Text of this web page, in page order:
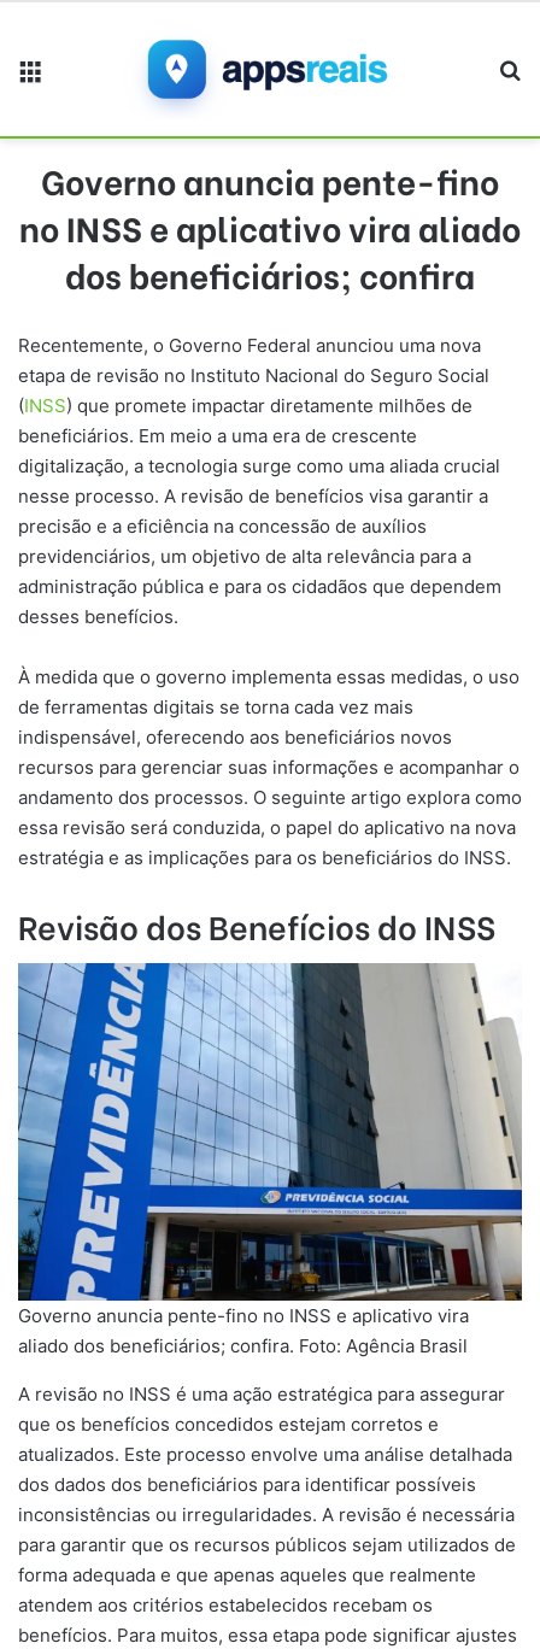
Governo anuncia pente-fino
no INSS e aplicativo vira aliado
dos beneficiários; confira
Recentemente, o Governo Federal anunciou uma nova
etapa de revisão no Instituto Nacional do Seguro Social
(INSS) que promete impactar diretamente milhões de
beneficiários. Em meio a uma era de crescente
digitalização, a tecnologia surge como uma aliada crucial
nesse processo. A revisão de benefícios visa garantir a
precisão e a eficiência na concessão de auxílios
previdenciários, um objetivo de alta relevância para a
administração pública e para os cidadãos que dependem
desses benefícios.
À medida que o governo implementa essas medidas, o uso
de ferramentas digitais se torna cada vez mais
indispensável, oferecendo aos beneficiários novos
recursos para gerenciar suas informações e acompanhar o
andamento dos processos. O seguinte artigo explora como
essa revisão será conduzida, o papel do aplicativo na nova
estratégia e as implicações para os beneficiários do INSS.
Revisão dos Benefícios do INSS
Governo anuncia pente-fino no INSS e aplicativo vira
aliado dos beneficiários; confira. Foto: Agência Brasil
A revisão no INSS é uma ação estratégica para assegurar
que os benefícios concedidos estejam corretos e
atualizados. Este processo envolve uma análise detalhada
dos dados dos beneficiários para identificar possíveis
inconsistências ou irregularidades. A revisão é necessária
para garantir que os recursos públicos sejam utilizados de
forma adequada e que apenas aqueles que realmente
atendem aos critérios estabelecidos recebam os
benefícios. Para muitos, essa etapa pode significar ajustes